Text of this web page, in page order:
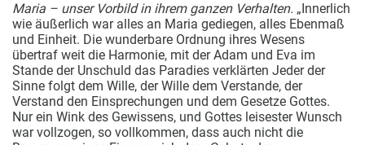
Maria – unser Vorbild in ihrem ganzen Verhalten. „Innerlich
wie äußerlich war alles an Maria gediegen, alles Ebenmaß
und Einheit. Die wunderbare Ordnung ihres Wesens
übertraf weit die Harmonie, mit der Adam und Eva im
Stande der Unschuld das Paradies verklärten Jeder der
Sinne folgt dem Wille, der Wille dem Verstande, der
Verstand den Einsprechungen und dem Gesetze Gottes.
Nur ein Wink des Gewissens, und Gottes leisester Wunsch
war vollzogen, so vollkommen, dass auch nicht die